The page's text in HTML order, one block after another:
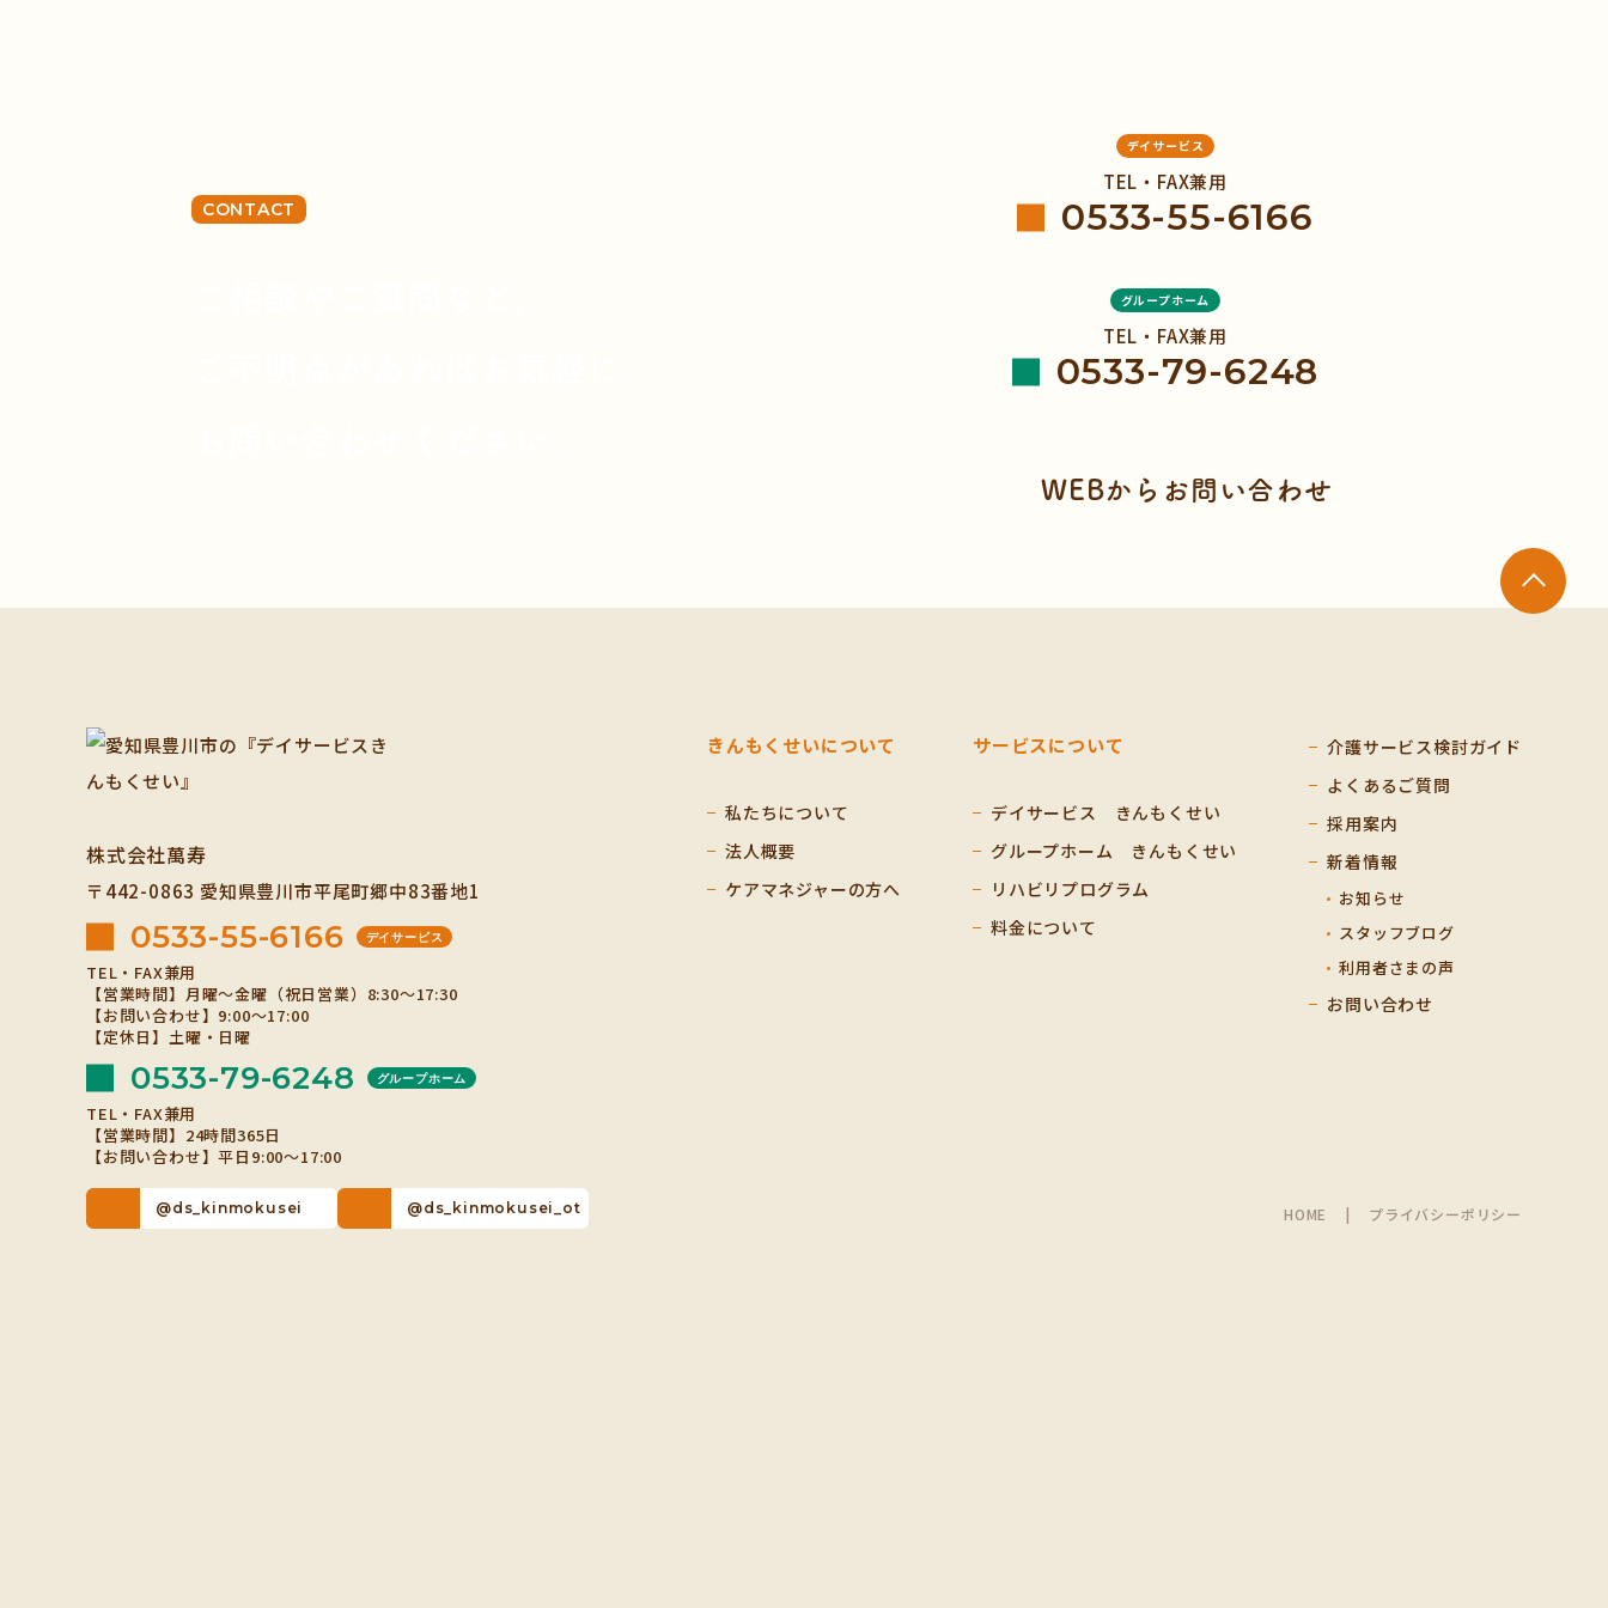
CONTACT
デイサービス
TEL・FAX兼用
0533-55-6166
グループホーム
TEL・FAX兼用
0533-79-6248
WEBからお問い合わせ
株式会社萬寿
〒442-0863 愛知県豊川市平尾町郷中83番地1
0533-55-6166 デイサービス
TEL・FAX兼用
【営業時間】月曜～金曜（祝日営業）8:30～17:30
【お問い合わせ】9:00～17:00
【定休日】土曜・日曜
0533-79-6248 グループホーム
TEL・FAX兼用
【営業時間】24時間365日
【お問い合わせ】平日9:00～17:00
@ds_kinmokusei @ds_kinmokusei_ot
きんもくせいについて
私たちについて
法人概要
ケアマネジャーの方へ
サービスについて
デイサービス きんもくせい
グループホーム きんもくせい
リハビリプログラム
料金について
介護サービス検討ガイド
よくあるご質問
採用案内
新着情報
お知らせ
スタッフブログ
利用者さまの声
お問い合わせ
HOME プライバシーポリシー